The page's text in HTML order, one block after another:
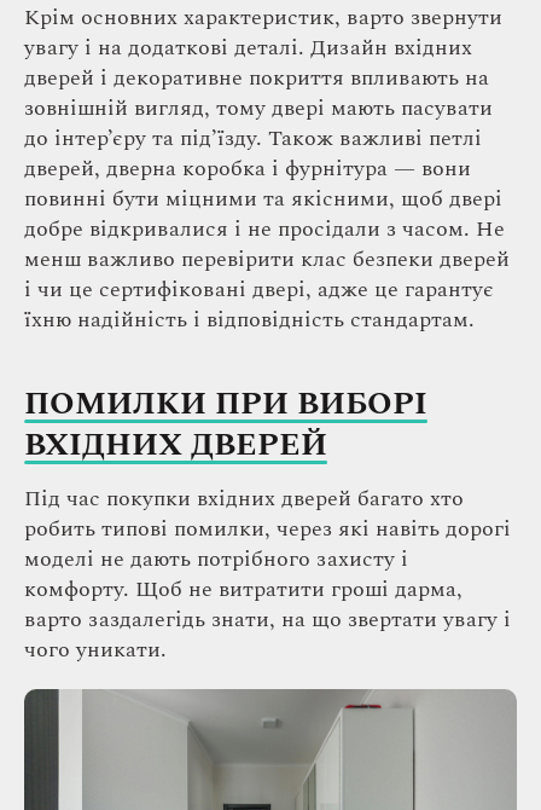
Крім основних характеристик, варто звернути
увагу і на додаткові деталі. Дизайн вхідних
дверей і декоративне покриття впливають на
зовнішній вигляд, тому двері мають пасувати
до інтер’єру та під’їзду. Також важливі петлі
дверей, дверна коробка і фурнітура — вони
повинні бути міцними та якісними, щоб двері
добре відкривалися і не просідали з часом. Не
менш важливо перевірити клас безпеки дверей
і чи це сертифіковані двері, адже це гарантує
їхню надійність і відповідність стандартам.
ПОМИЛКИ ПРИ ВИБОРІ
ВХІДНИХ ДВЕРЕЙ
Під час покупки вхідних дверей багато хто
робить типові помилки, через які навіть дорогі
моделі не дають потрібного захисту і
комфорту. Щоб не витратити гроші дарма,
варто заздалегідь знати, на що звертати увагу і
чого уникати.